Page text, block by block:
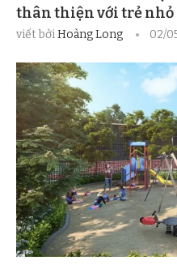
thân thiện với trẻ nhỏ
viết bởiHoàng Long 02/